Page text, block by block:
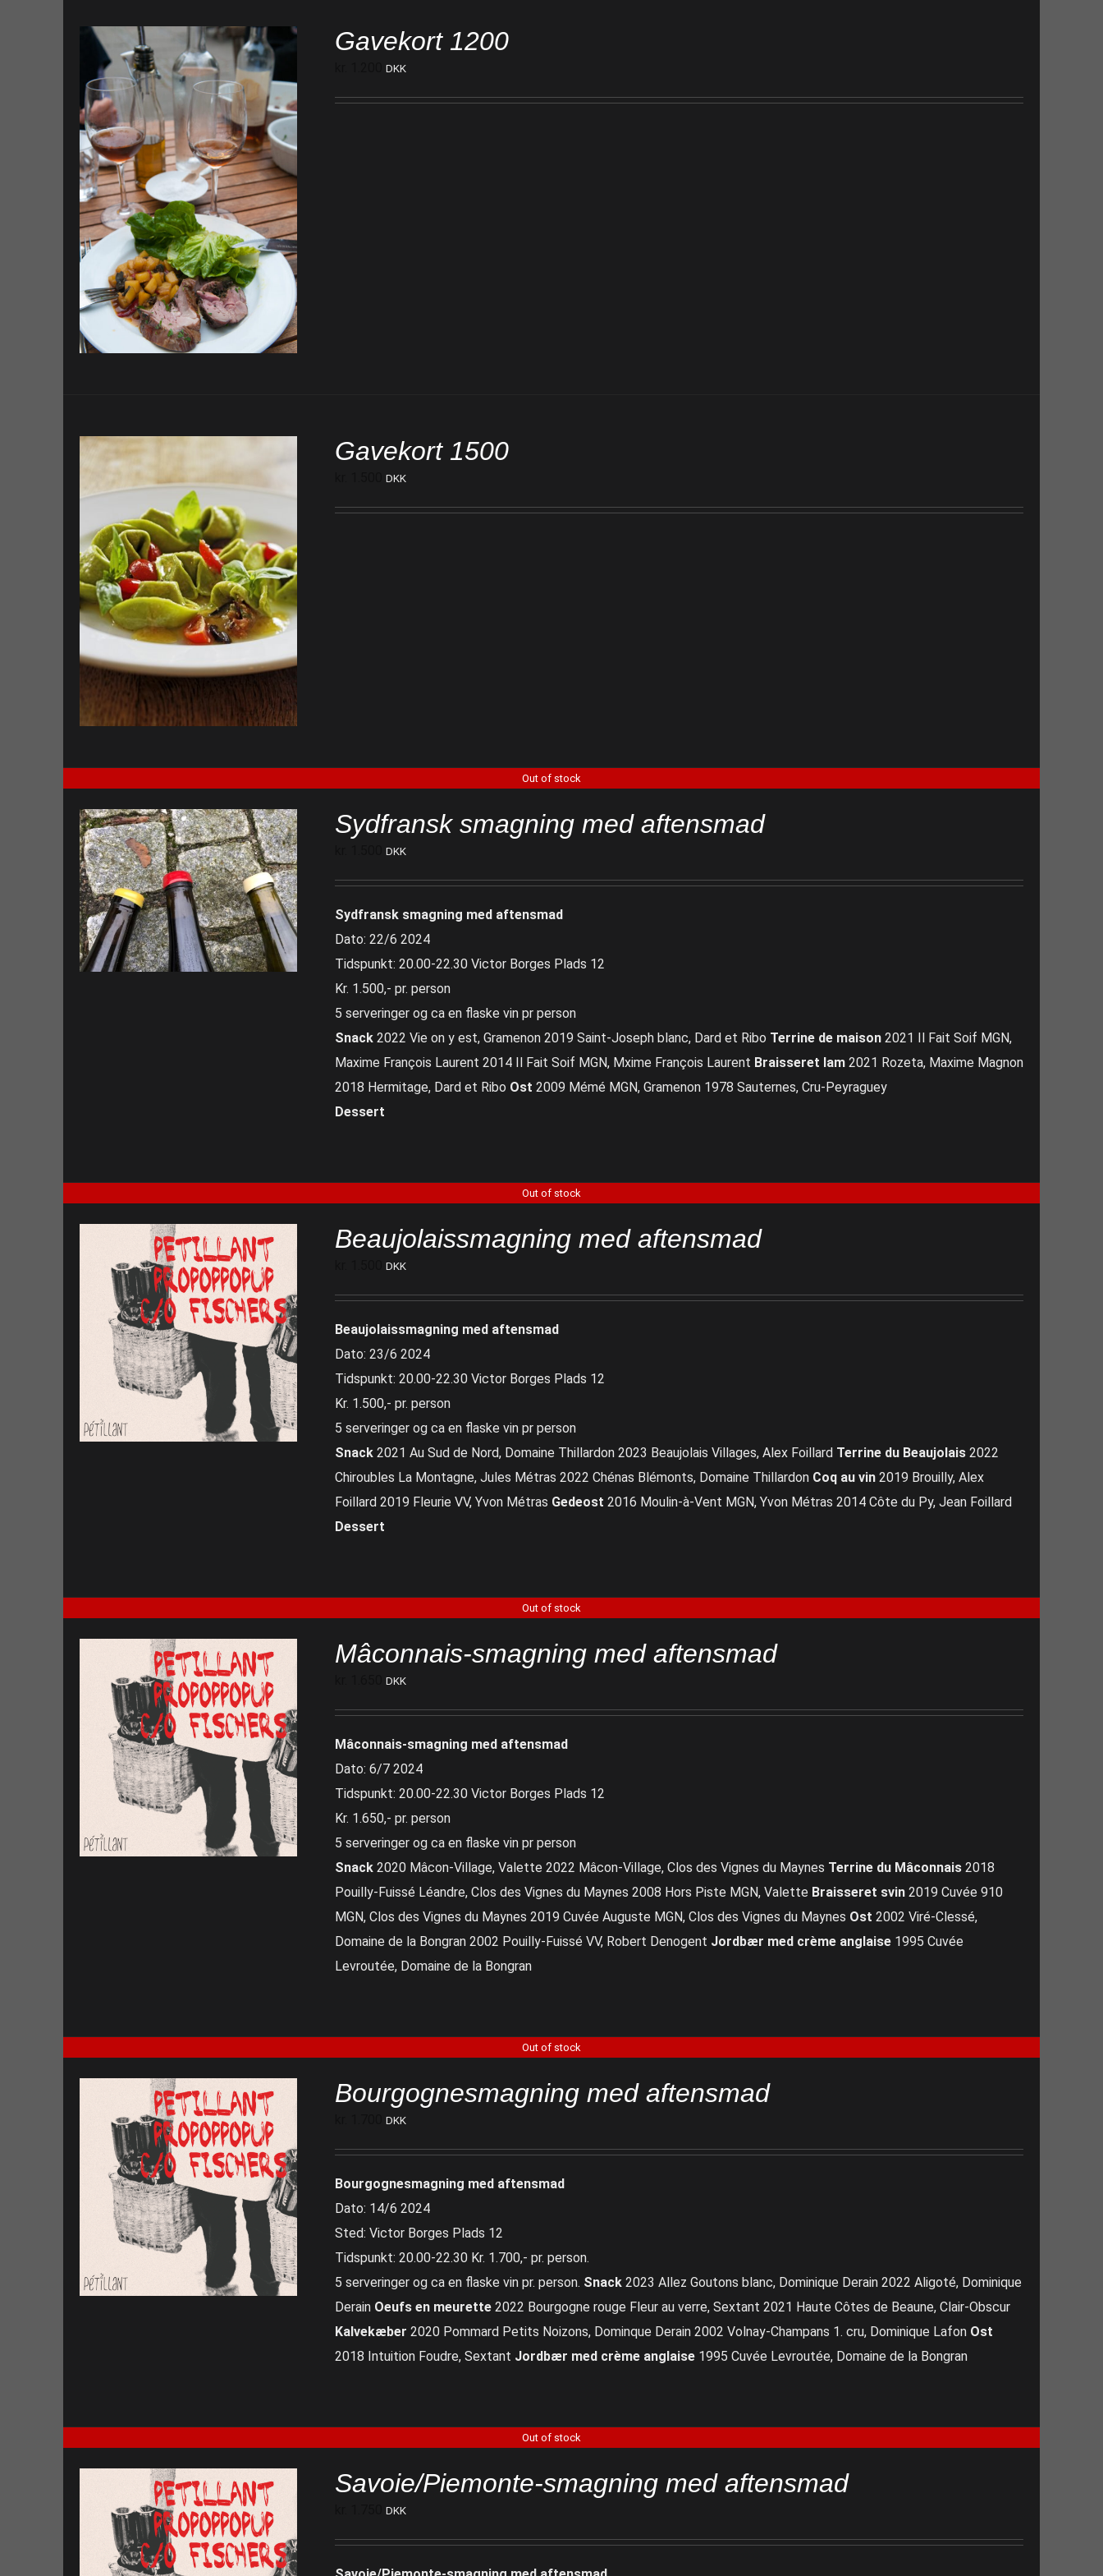
Gavekort 1200
DKK
Gavekort 1500
DKK
Out of stock
Sydfransk smagning med aftensmad
DKK
Sydfransk smagning med aftensmad
Dato: 22/6 2024
Tidspunkt: 20.00-22.30 Victor Borges Plads 12
Kr. 1.500,- pr. person
5 serveringer og ca en flaske vin pr person
Snack2022 Vie on y est, Gramenon 2019 Saint-Joseph blanc, Dard et Ribo Terrine de maison2021 Il Fait Soif MGN,
Maxime François Laurent 2014 Il Fait Soif MGN, Mxime François Laurent Braisseret lam2021 Rozeta, Maxime Magnon
2018 Hermitage, Dard et Ribo Ost 2009 Mémé MGN, Gramenon 1978 Sauternes, Cru-Peyraguey
Dessert
Out of stock
Beaujolaissmagning med aftensmad
DKK
Beaujolaissmagning med aftensmad
Dato: 23/6 2024
Tidspunkt: 20.00-22.30 Victor Borges Plads 12
Kr. 1.500,- pr. person
5 serveringer og ca en flaske vin pr person
Snack2021 Au Sud de Nord, Domaine Thillardon 2023 Beaujolais Villages, Alex Foillard Terrine du Beaujolais2022
Chiroubles La Montagne, Jules Métras 2022 Chénas Blémonts, Domaine Thillardon Coq au vin2019 Brouilly, Alex
Foillard 2019 Fleurie VV, Yvon Métras Gedeost 2016 Moulin-à-Vent MGN, Yvon Métras 2014 Côte du Py, Jean Foillard
Dessert
Out of stock
Mâconnais-smagning med aftensmad
DKK
Mâconnais-smagning med aftensmad
Dato: 6/7 2024
Tidspunkt: 20.00-22.30 Victor Borges Plads 12
Kr. 1.650,- pr. person
5 serveringer og ca en flaske vin pr person
Snack2020 Mâcon-Village, Valette 2022 Mâcon-Village, Clos des Vignes du Maynes Terrine du Mâconnais2018
Pouilly-Fuissé Léandre, Clos des Vignes du Maynes 2008 Hors Piste MGN, Valette Braisseret svin2019 Cuvée 910
MGN, Clos des Vignes du Maynes 2019 Cuvée Auguste MGN, Clos des Vignes du Maynes Ost 2002 Viré-Clessé,
Domaine de la Bongran 2002 Pouilly-Fuissé VV, Robert Denogent Jordbær med crème anglaise1995 Cuvée
Levroutée, Domaine de la Bongran
Out of stock
Bourgognesmagning med aftensmad
DKK
Bourgognesmagning med aftensmad
Dato: 14/6 2024
Sted: Victor Borges Plads 12
Tidspunkt: 20.00-22.30 Kr. 1.700,- pr. person.
5 serveringer og ca en flaske vin pr. person. Snack2023 Allez Goutons blanc, Dominique Derain 2022 Aligoté, Dominique
Derain Oeufs en meurette2022 Bourgogne rouge Fleur au verre, Sextant 2021 Haute Côtes de Beaune, Clair-Obscur
Kalvekæber 2020 Pommard Petits Noizons, Dominque Derain 2002 Volnay-Champans 1. cru, Dominique Lafon Ost
2018 Intuition Foudre, Sextant Jordbær med crème anglaise1995 Cuvée Levroutée, Domaine de la Bongran
Out of stock
Savoie/Piemonte-smagning med aftensmad
DKK